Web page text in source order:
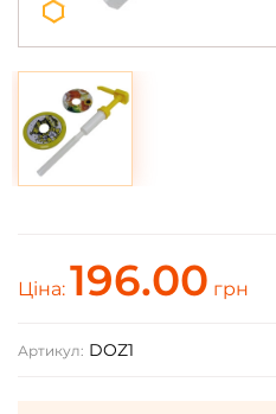
Ціна: 196.00 грн
Артикул: DOZ1